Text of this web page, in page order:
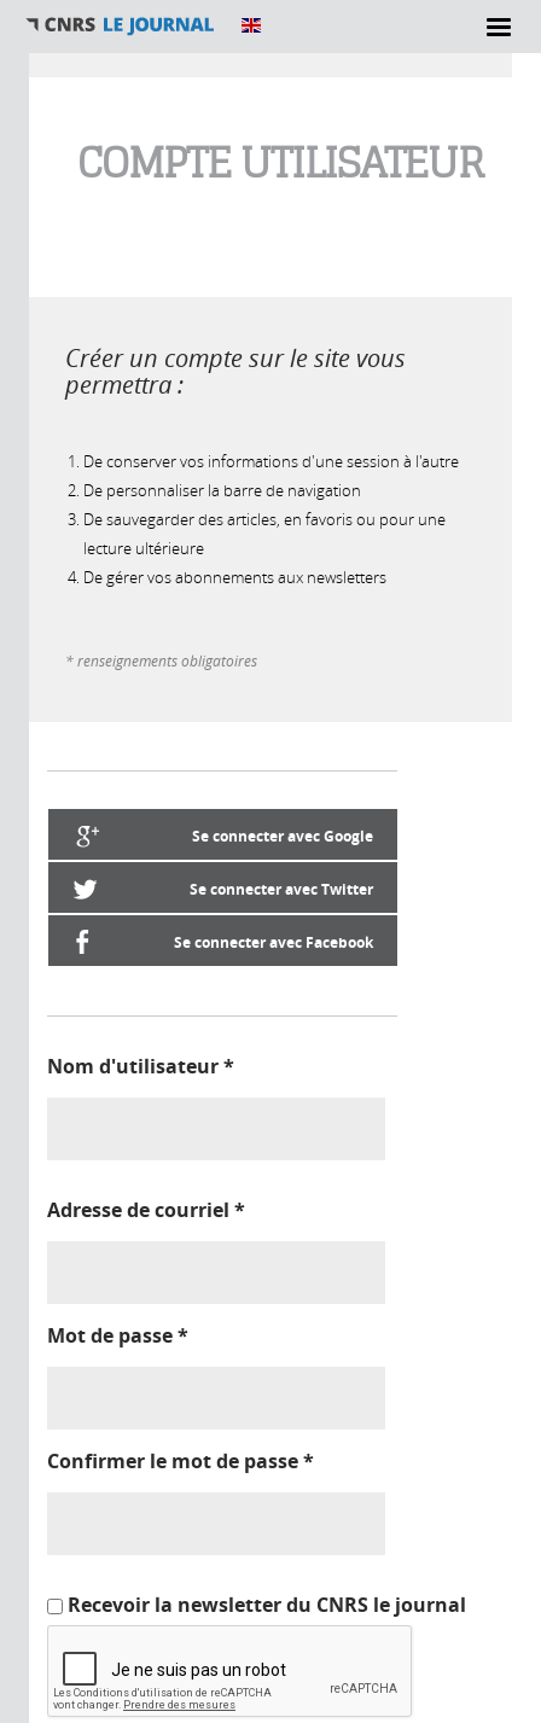
COMPTE UTILISATEUR
Créer un compte sur le site vous
permettra :
De conserver vos informations d'une session à l'autre
De personnaliser la barre de navigation
De sauvegarder des articles, en favoris ou pour une
lecture ultérieure
De gérer vos abonnements aux newsletters
* renseignements obligatoires
Se connecter avec Google
Se connecter avec Twitter
Se connecter avec Facebook
Nom d'utilisateur*
Adresse de courriel *
Mot de passe*
Confirmer le mot de passe*
Recevoir la newsletter du CNRS le journal